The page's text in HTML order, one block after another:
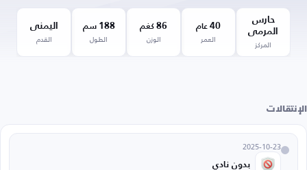
حارس
المرمى
المركز
40 عام
العمر
86 كغم
الوزن
188 سم
الطول
اليمنى
القدم
الإنتقالات
2025-10-23
بدون نادي